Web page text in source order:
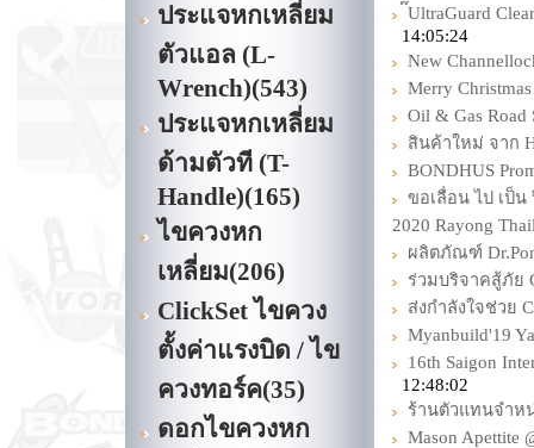
ประแจหกเหลี่ยม
ตัวแอล (L-
Wrench)(543)
ประแจหกเหลี่ยม
ด้ามตัวที (T-
Handle)(165)
ไขควงหก
เหลี่ยม(206)
ClickSet ไขควง
ตั้งค่าแรงบิด / ไข
ควงทอร์ค(35)
ดอกไขควงหก
UltraGuard
14:05:24
New
Merry
Oil & Gas Road
สินค้าใหม่ จาก
BONDHUS
ขอเลื่อน ไป เป็น
2020 Rayong
ผลิตภัณฑ์
ร่วมบริจาคสู้ภัย
ส่งกำลังใจช่วย
Myanbuild'19
16th Saigon
12:48:02
ร้านตัวแทนจำห
Mason Apettite